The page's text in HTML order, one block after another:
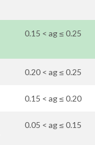
0.15 < ag ≤ 0.25
0.20 < ag ≤ 0.25
0.15 < ag ≤ 0.20
0.05 < ag ≤ 0.15